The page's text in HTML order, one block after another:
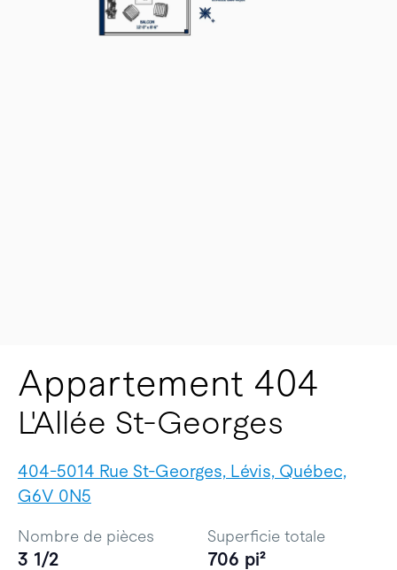
Appartement 404
L'Allée St-Georges
404-5014 Rue St-Georges, Lévis, Québec,
G6V 0N5
Nombre de pièces
3 1/2
Superficie totale
706 pi²